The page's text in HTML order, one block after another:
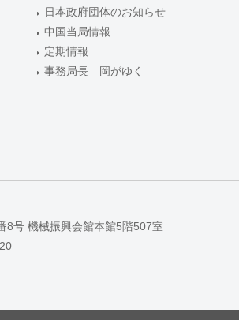
日本政府団体のお知らせ
中国当局情報
定期情報
事務局長 岡がゆく
号 機械振興会館本館5階507室